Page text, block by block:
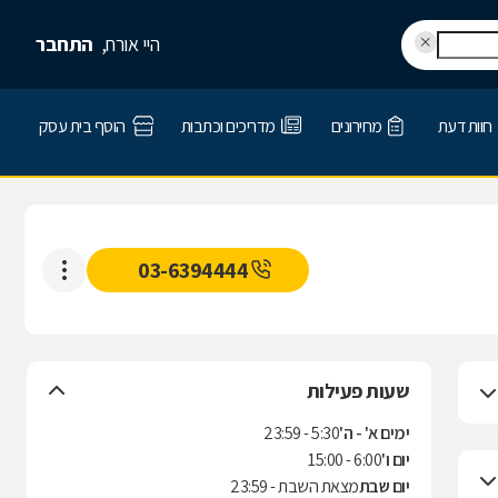
היי אורח, התחבר
חוות דעת מחירונים מדריכים וכתבות הוסף בית עסק
03-6394444
שעות פעילות
ימים א' - ה'5:30 - 23:59
יום ו'6:00 - 15:00
יום שבתמצאת השבת - 23:59